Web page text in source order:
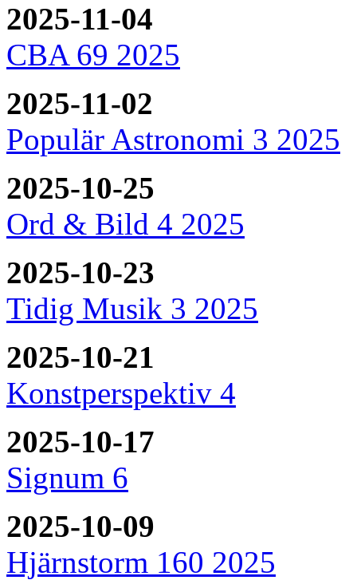
2025-11-04
CBA 69 2025
2025-11-02
Populär Astronomi 3 2025
2025-10-25
Ord & Bild 4 2025
2025-10-23
Tidig Musik 3 2025
2025-10-21
Konstperspektiv 4
2025-10-17
Signum 6
2025-10-09
Hjärnstorm 160 2025